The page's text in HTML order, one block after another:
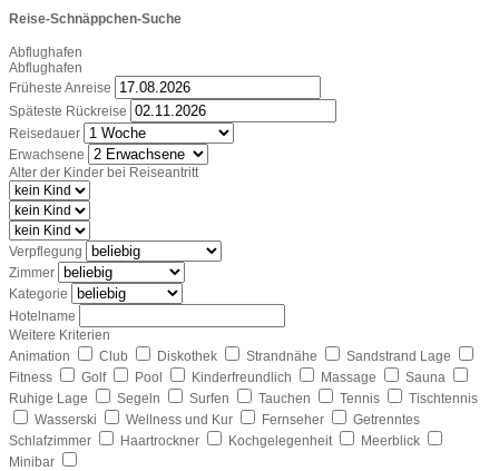
Reise-Schnäppchen-Suche
Abflughafen
Abflughafen
Früheste Anreise
Späteste Rückreise
Reisedauer
Erwachsene
Alter der Kinder bei Reiseantritt
Verpflegung
Zimmer
Kategorie
Hotelname
Weitere Kriterien
Animation
Club Diskothek Strandnähe
Sandstrand Lage
Fitness
Golf Pool Kinderfreundlich Massage
Sauna
Ruhige Lage
Segeln Surfen Tauchen Tennis
Tischtennis
Wasserski
Wellness und Kur Fernseher
Getrenntes
Schlafzimmer
Haartrockner Kochgelegenheit
Meerblick
Minibar